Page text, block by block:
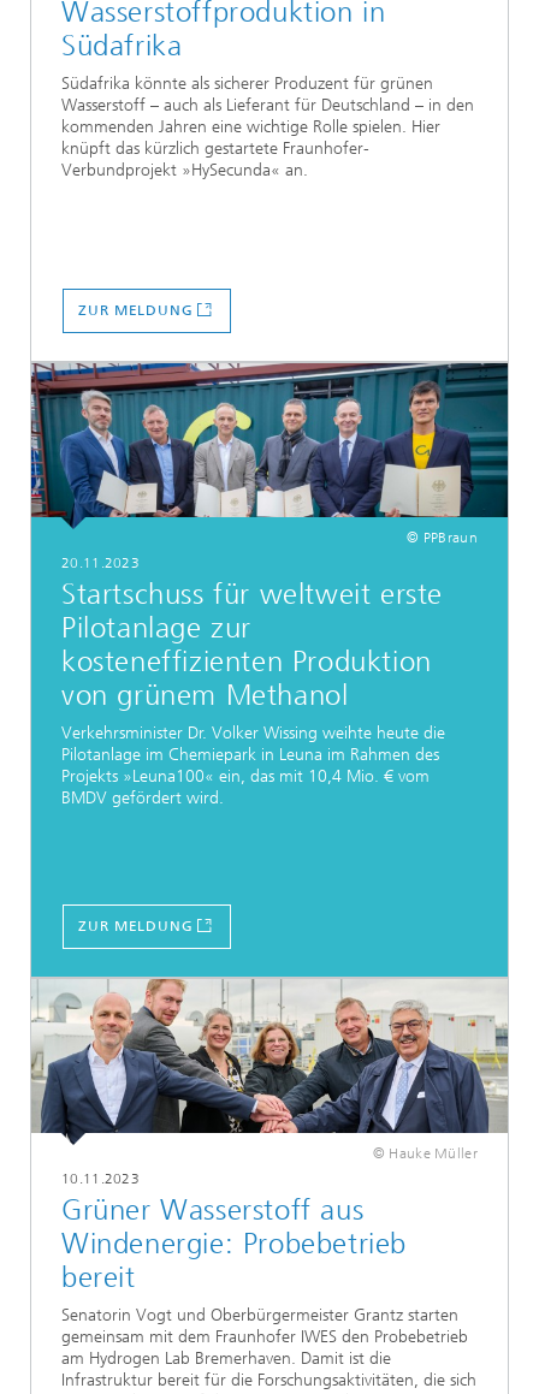
Wasserstoffproduktion in
Südafrika
Südafrika könnte als sicherer Produzent für grünen
Wasserstoff – auch als Lieferant für Deutschland – in den
kommenden Jahren eine wichtige Rolle spielen. Hier
knüpft das kürzlich gestartete Fraunhofer-
Verbundprojekt »HySecunda« an.
ZUR MELDUNG
© PPBraun
20.11.2023
Startschuss für weltweit erste
Pilotanlage zur
kosteneffizienten Produktion
von grünem Methanol
Verkehrsminister Dr. Volker Wissing weihte heute die
Pilotanlage im Chemiepark in Leuna im Rahmen des
Projekts »Leuna100« ein, das mit 10,4 Mio. € vom
BMDV gefördert wird.
ZUR MELDUNG
© Hauke Müller
10.11.2023
Grüner Wasserstoff aus
Windenergie: Probebetrieb
bereit
Senatorin Vogt und Oberbürgermeister Grantz starten
gemeinsam mit dem Fraunhofer IWES den Probebetrieb
am Hydrogen Lab Bremerhaven. Damit ist die
Infrastruktur bereit für die Forschungsaktivitäten, die sich